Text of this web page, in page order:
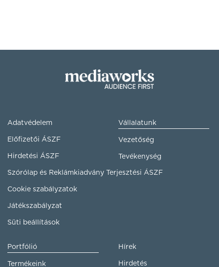
Adatvédelem
Előfizetői ÁSZF
Hirdetési ÁSZF
Szórólap és Reklámkiadvány Terjesztési ÁSZF
Cookie szabályzatok
Játékszabályzat
Süti beállítások
Vállalatunk
Vezetőség
Tevékenység
Portfólió
Termékeink
Hírek
Hirdetés